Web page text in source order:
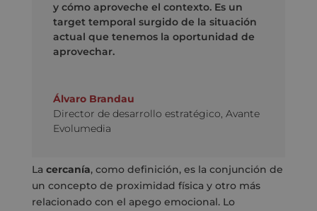
y cómo aproveche el contexto. Es un
target temporal surgido de la situación
actual que tenemos la oportunidad de
aprovechar.
Álvaro Brandau
Director de desarrollo estratégico, Avante
Evolumedia
La cercanía, como definición, es la conjunción de
un concepto de proximidad física y otro más
relacionado con el apego emocional. Lo